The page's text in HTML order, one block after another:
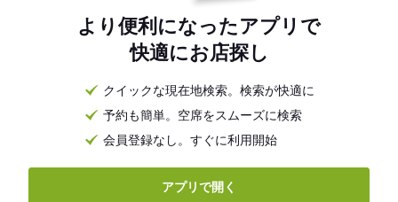
より便利になったアプリで
快適にお店探し
クイックな現在地検索。検索が快適に
予約も簡単。空席をスムーズに検索
会員登録なし。すぐに利用開始
アプリで開く